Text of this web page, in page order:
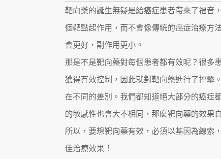
靶向藥的誕生無疑是給癌症患者帶來了福音
個靶點起作用，而不會像傳統的癌症治療方
會更好，副作用更小。
那是不是靶向藥對每個患者都有效呢？很多
獲得有效控制，因此就對靶向藥進行了抨擊
在不同的差別。我們都知道絕大部分的癌症
的敏感性也會大不相同，那麼靶向藥的效果
所以，要想靶向藥有效，必須以基因為線索
佳治療效果！